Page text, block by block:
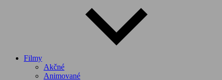
Filmy
Akčné
Animované